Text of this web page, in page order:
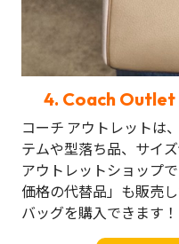
4. Coach Outlet
コーチ アウトレットは
テムや型落ち品、サイ
アウトレットショップ
価格の代替品」も販売
バッグを購入できます！